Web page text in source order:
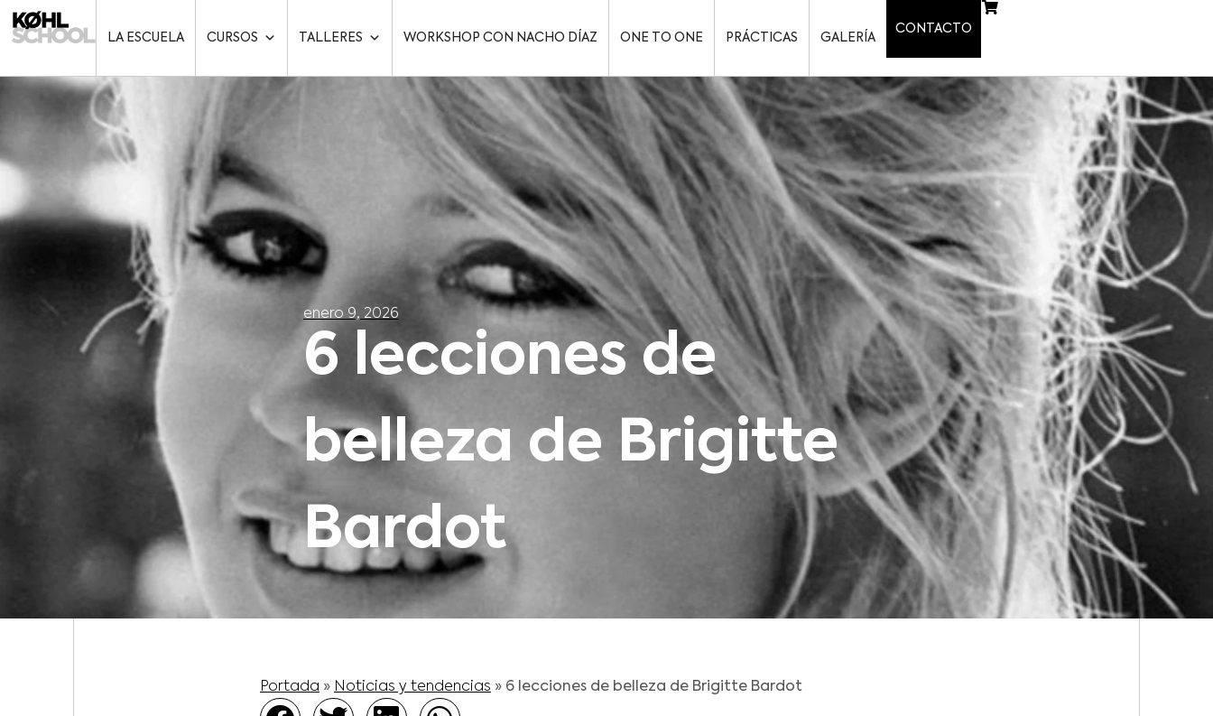
LA ESCUELA CURSOS TALLERES WORKSHOP CON NACHO DÍAZ ONE TO ONE PRÁCTICAS GALERÍA
CONTACTO
enero 9, 2026
6 lecciones de
belleza de Brigitte
Bardot
Portada » Noticias y tendencias » 6 lecciones de belleza de Brigitte Bardot